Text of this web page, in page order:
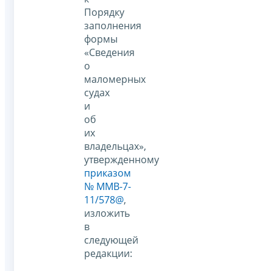
Порядку
заполнения
формы
«Сведения
о
маломерных
судах
и
об
их
владельцах»,
утвержденному
приказом
№ ММВ-7-
11/578@,
изложить
в
следующей
редакции: